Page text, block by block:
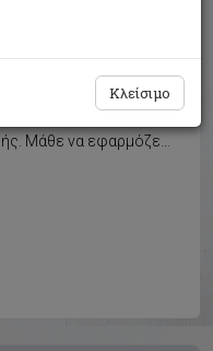
Κλείσιμο